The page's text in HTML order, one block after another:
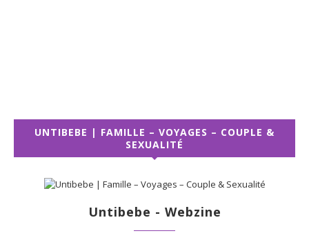
UNTIBEBE | FAMILLE – VOYAGES – COUPLE &
SEXUALITÉ
Untibebe - Webzine